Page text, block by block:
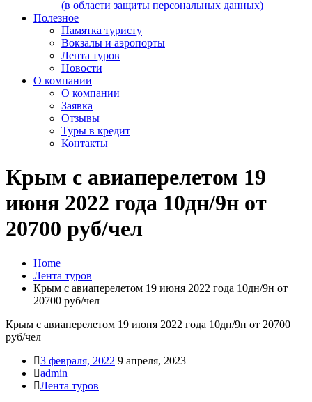
(в области защиты персональных данных)
Полезное
Памятка туристу
Вокзалы и аэропорты
Лента туров
Новости
О компании
О компании
Заявка
Отзывы
Туры в кредит
Контакты
Крым с авиаперелетом 19
июня 2022 года 10дн/9н от
20700 руб/чел
Home
Лента туров
Крым с авиаперелетом 19 июня 2022 года 10дн/9н от
20700 руб/чел
Крым с авиаперелетом 19 июня 2022 года 10дн/9н от 20700
руб/чел
3 февраля, 2022 9 апреля, 2023
admin
Лента туров